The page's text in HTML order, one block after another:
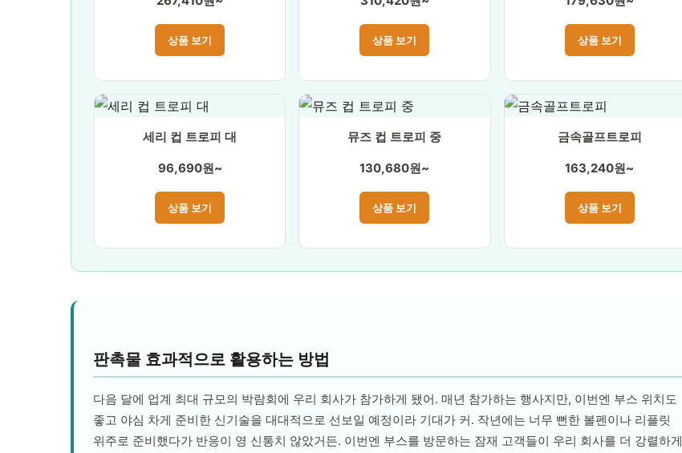
상품 보기 상품 보기 상품 보기
세리 컵 트로피 대
96,690원~
상품 보기
뮤즈 컵 트로피 중
130,680원~
상품 보기
금속골프트로피
163,240원~
상품 보기
판촉물 효과적으로 활용하는 방법
다음 달에 업계 최대 규모의 박람회에 우리 회사가 참가하게 됐어. 매년 참가하는 행사지만, 이번엔 부스 위치도
좋고 야심 차게 준비한 신기술을 대대적으로 선보일 예정이라 기대가 커. 작년에는 너무 뻔한 볼펜이나 리플릿
위주로 준비했다가 반응이 영 신통치 않았거든. 이번엔 부스를 방문하는 잠재 고객들이 우리 회사를 더 강렬하게